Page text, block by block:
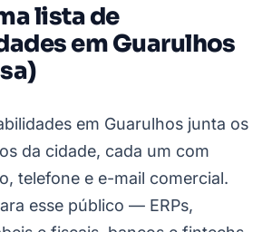
lista de
em Guarulhos
em Guarulhos junta os
da cidade, cada um com
telefone e e-mail comercial.
esse público — ERPs,